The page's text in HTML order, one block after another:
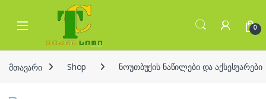
Skip to navigation
Skip to content
Open 0
მთავარი Shop ნოუთბუქის ნაწილები და აქსესუარები